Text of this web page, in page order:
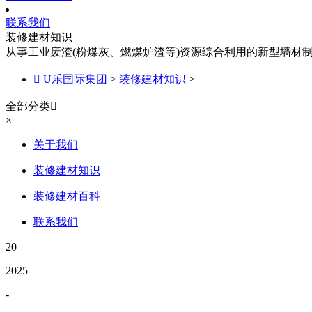
联系我们
装修建材知识
从事工业废渣(粉煤灰、燃煤炉渣等)资源综合利用的新型墙材
 U乐国际集团 > 装修建材知识 >
全部分类
×
关于我们
装修建材知识
装修建材百科
联系我们
20
2025
-